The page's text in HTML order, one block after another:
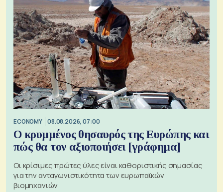
ECONOMY 08.08.2026, 07:00
Ο κρυμμένος θησαυρός της Ευρώπης και
πώς θα τον αξιοποιήσει [γράφημα]
Οι κρίσιμες πρώτες ύλες είναι καθοριστικής σημασίας
για την ανταγωνιστικότητα των ευρωπαϊκών
βιομηχανιών